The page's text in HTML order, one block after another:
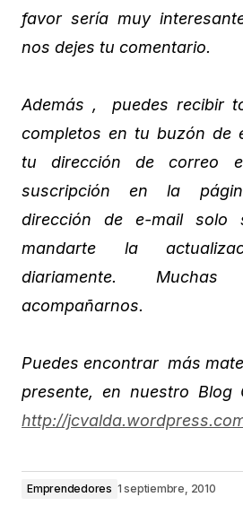
favor sería muy
nos dejes tu comentario.
Además , puedes recibir
completos en tu buzón de
tu dirección de correo
suscripción en la
dirección de e-mail solo
mandarte la
diariamente.
acompañarnos.
Puedes encontrar más
presente, en nuestro Blog
http://
Emprendedores 1 septiembre, 2010